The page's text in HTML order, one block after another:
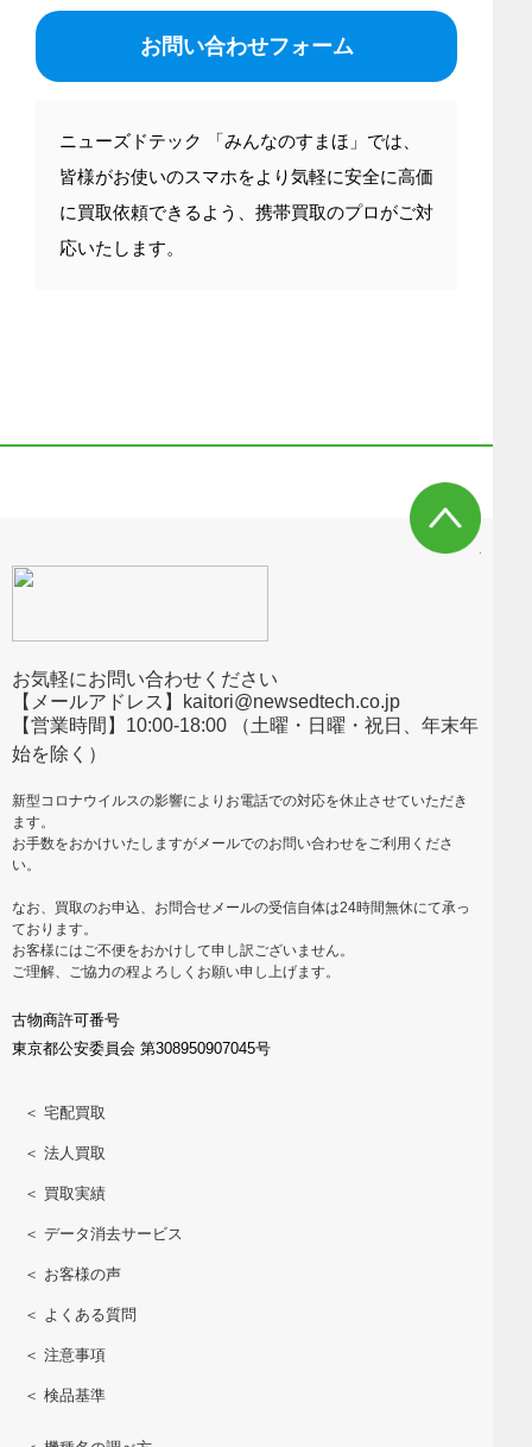
お問い合わせフォーム
ニューズドテック 「みんなのすまほ」では、
皆様がお使いのスマホをより気軽に安全に高価
に買取依頼できるよう、携帯買取のプロがご対
応いたします。
お気軽にお問い合わせください
【メールアドレス】kaitori@newsedtech.co.jp
【営業時間】10:00-18:00 （土曜・日曜・祝日、年末年
始を除く）
新型コロナウイルスの影響によりお電話での対応を休止させていただき
ます。
お手数をおかけいたしますがメールでのお問い合わせをご利用くださ
い。
なお、買取のお申込、お問合せメールの受信自体は24時間無休にて承っ
ております。
お客様にはご不便をおかけして申し訳ございません。
ご理解、ご協力の程よろしくお願い申し上げます。
古物商許可番号
東京都公安委員会 第308950907045号
＜ 宅配買取
＜ 法人買取
＜ 買取実績
＜ データ消去サービス
＜ お客様の声
＜ よくある質問
＜ 注意事項
＜ 検品基準